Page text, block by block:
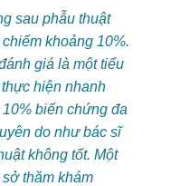
sau phẫu thuật
khoảng 10%.
giá là một tiểu
hiện nhanh
biến chứng đa
do như bác sĩ
không tốt. Một
thăm khám